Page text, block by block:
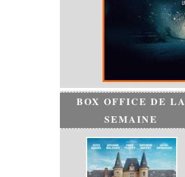
BOX OFFICE DE LA
SEMAINE